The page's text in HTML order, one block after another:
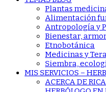
Plantas
Alimentación
Antropología y
Bienestar,
Etnobotánica
Medicinas y
Siembra,
MIS SERVICIOS –
ACERCA DE